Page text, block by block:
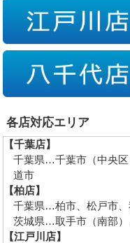
各店対応エリア
【千葉店】
千葉県…千葉市（中央
道市
【柏店】
千葉県…柏市、松戸市
茨城県…取手市（南部）
【江戸川店】